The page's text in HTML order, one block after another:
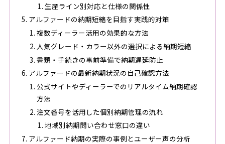
生産ライン別対応と仕様の関係性
アルファードの納期短縮を目指す実践的対策
複数ディーラー活用の効果的な方法
人気グレード・カラー以外の選択による納期短縮
書類・手続きの事前準備で納期遅延防止
アルファードの最新納期状況の自己確認方法
公式サイトやディーラーでのリアルタイム納期確認
方法
注文番号を活用した個別納期管理の流れ
地域別納期問い合わせ窓口の違い
アルファード納期の実際の事例とユーザー声の分析